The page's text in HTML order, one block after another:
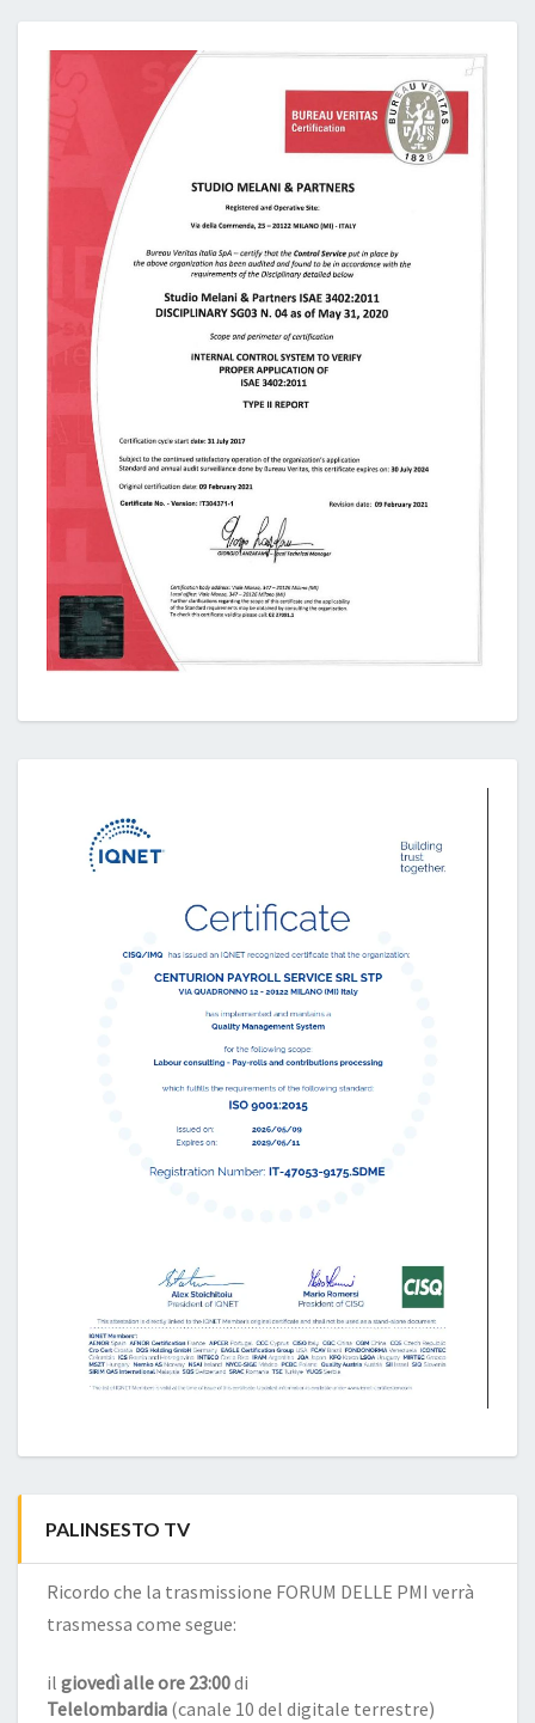
PALINSESTO TV
Ricordo che la trasmissione FORUM DELLE PMI verrà
trasmessa come segue:
il giovedì alle ore 23:00di
Telelombardia (canale 10 del digitale terrestre)